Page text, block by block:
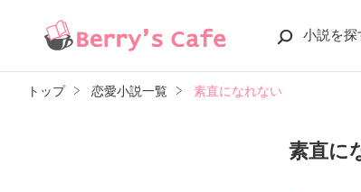
小説を探
トップ 恋愛小説一覧 素直になれない
素直に